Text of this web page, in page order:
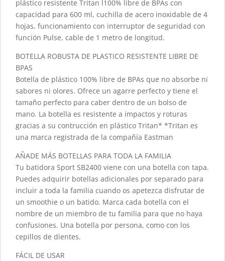
plástico resistente Tritan l100% libre de BPAs con
capacidad para 600 ml, cuchilla de acero inoxidable de 4
hojas, funcionamiento con interruptor de seguridad con
función Pulse, cable de 1 metro de longitud.
BOTELLA ROBUSTA DE PLASTICO RESISTENTE LIBRE DE
BPAS
Botella de plástico 100% libre de BPAs que no absorbe ni
sabores ni olores. Ofrece un agarre perfecto y tiene el
tamaño perfecto para caber dentro de un bolso de
mano. La botella es resistente a impactos y roturas
gracias a su contrucción en plástico Tritan* *Tritan es
una marca registrada de la compañía Eastman
AÑADE MÁS BOTELLAS PARA TODA LA FAMILIA
Tu batidora Sport SB2400 viene con una botella con tapa.
Puedes adquirir botellas adicionales por separado para
incluir a toda la familia cuando os apetezca disfrutar de
un smoothie o un batido. Marca cada botella con el
nombre de un miembro de tu familia para que no haya
confusiones. Una botella por persona, como con los
cepillos de dientes.
FÁCIL DE USAR